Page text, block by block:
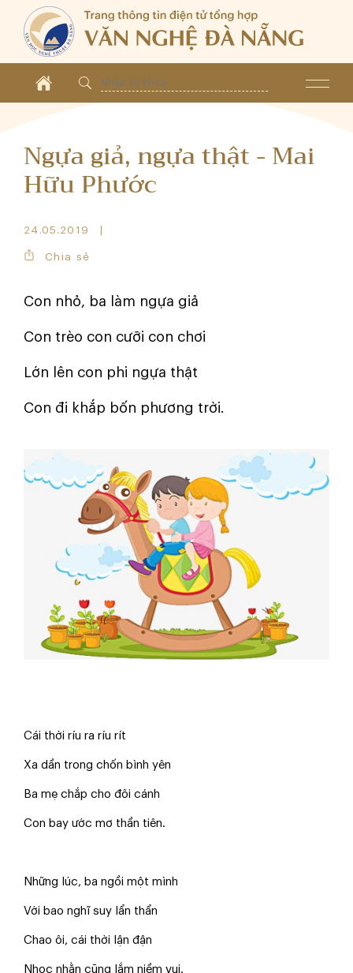
Ngựa giả, ngựa thật - Mai
Hữu Phước
24.05.2019
Chia sẻ
Con nhỏ, ba làm ngựa giả
Con trèo con cưỡi con chơi
Lớn lên con phi ngựa thật
Con đi khắp bốn phương trời.
Cái thời ríu ra ríu rít
Xa dần trong chốn bình yên
Ba mẹ chắp cho đôi cánh
Con bay ước mơ thần tiên.
Những lúc, ba ngồi một mình
Với bao nghĩ suy lẩn thẩn
Chao ôi, cái thời lận đận
Nhọc nhằn cũng lắm niềm vui.